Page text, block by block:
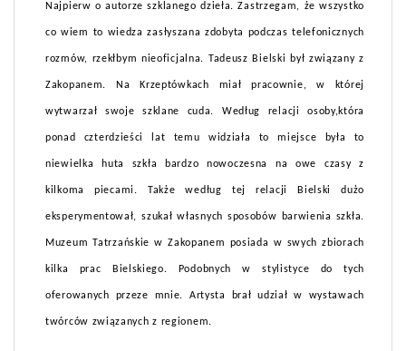
Najpierw o autorze szklanego dzieła. Zastrzegam, że wszystko
co wiem to wiedza zasłyszana zdobyta podczas telefonicznych
rozmów, rzekłbym nieoficjalna. Tadeusz Bielski był związany z
Zakopanem. Na Krzeptówkach miał pracownie, w której
wytwarzał swoje szklane cuda. Według relacji osoby,która
ponad czterdzieści lat temu widziała to miejsce była to
niewielka huta szkła bardzo nowoczesna na owe czasy z
kilkoma piecami. Także według tej relacji Bielski dużo
eksperymentował, szukał własnych sposobów barwienia szkła.
Muzeum Tatrzańskie w Zakopanem posiada w swych zbiorach
kilka prac Bielskiego. Podobnych w stylistyce do tych
oferowanych przeze mnie. Artysta brał udział w wystawach
twórców związanych z regionem.